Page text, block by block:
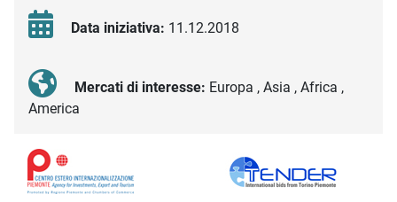
Data iniziativa: 11.12.2018
Mercati di interesse: Europa , Asia , Africa ,
America